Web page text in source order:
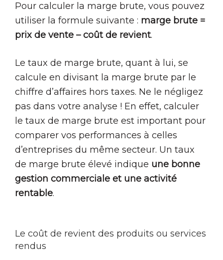
Pour calculer la marge brute, vous pouvez
utiliser la formule suivante : marge brute =
prix de vente – coût de revient.
Le taux de marge brute, quant à lui, se
calcule en divisant la marge brute par le
chiffre d’affaires hors taxes. Ne le négligez
pas dans votre analyse ! En effet, calculer
le taux de marge brute est important pour
comparer vos performances à celles
d’entreprises du même secteur. Un taux
de marge brute élevé indique une bonne
gestion commerciale et une activité
rentable.
Le coût de revient des produits ou services
rendus